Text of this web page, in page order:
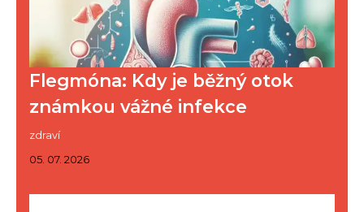
Flegmóna: Kdy je běžný otok
známkou vážné infekce
zdraví
05. 07. 2026